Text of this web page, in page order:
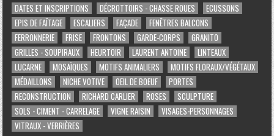
DATES ET INSCRIPTIONS
DÉCROTTOIRS - CHASSE ROUES
ECUSSONS
EPIS DE FAÎTAGE
ESCALIERS FAÇADE
FENÊTRES BALCONS
FERRONNERIE
FRISE FRONTONS GARDE-CORPS
GRANITO
GRILLES - SOUPIRAUX
HEURTOIR LAURENT ANTOINE
LINTEAUX
LUCARNE
MOSAÏQUES MOTIFS ANIMALIERS
MOTIFS FLORAUX/VÉGÉTAUX
MÉDAILLONS
NICHE VOTIVE OEIL DE BOEUF
PORTES
RECONSTRUCTION
RICHARD CARLIER ROSES
SCULPTURE
SOLS - CIMENT - CARRELAGE
VIGNE RAISIN
VISAGES-PERSONNAGES
VITRAUX - VERRIÈRES